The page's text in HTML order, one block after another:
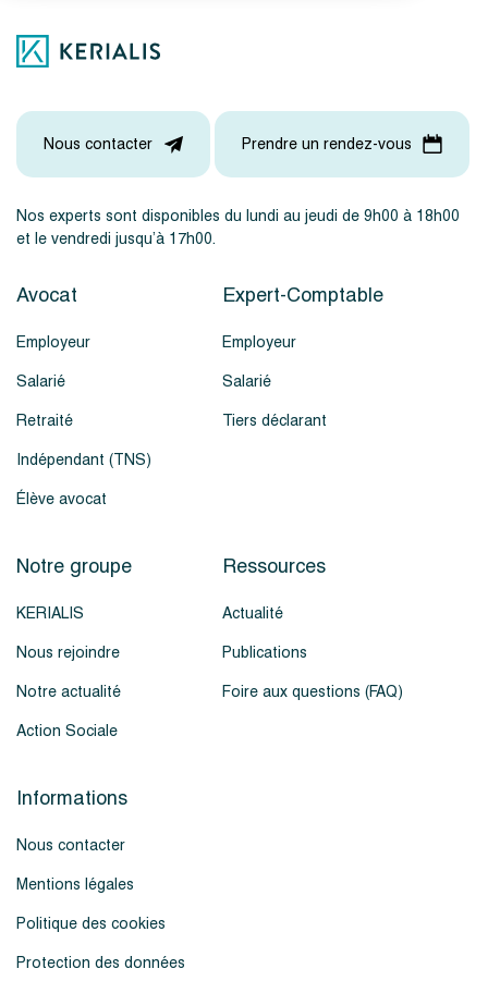
Nos experts sont disponibles du lundi au jeudi de 9h00 à 18h00
et le vendredi jusqu’à 17h00.
Nous contacter Prendre un rendez-vous
Avocat
Employeur
Salarié
Retraité
Indépendant (TNS)
Élève avocat
Expert-Comptable
Employeur
Salarié
Tiers déclarant
Notre groupe
KERIALIS
Nous rejoindre
Notre actualité
Action Sociale
Ressources
Actualité
Publications
Foire aux questions (FAQ)
Informations
Nous contacter
Mentions légales
Politique des cookies
Protection des données